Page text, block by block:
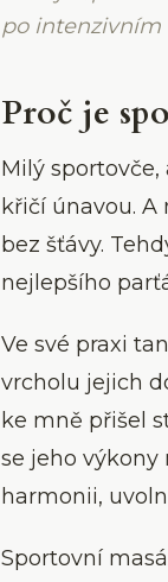
po intenzivním
Proč je
Milý
křičí únavou.
bez šťávy.
nejlepšího
Ve své praxi
vrcholu jejich
ke mně přišel
se jeho výkony
harmonii,
Sportovní